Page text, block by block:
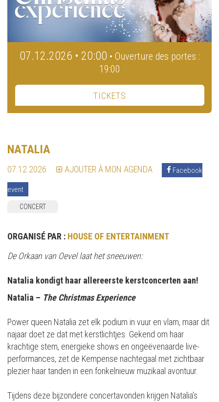
07.12.2026 • 20:00 • Ouverture des portes :
19:00
TICKETS
NATALIA
07.12.2026 AJOUTER À MON AGENDA Facebook
event
CONCERT
ORGANISÉ PAR : HOUSE OF ENTERTAINMENT
De Orkaan van Oevel laat het sneeuwen:
Natalia kondigt haar allereerste kerstconcerten aan!
Natalia – The Christmas Experience
Power queen Natalia zet elk podium in vuur en vlam, maar dit
najaar doet ze dat met kerstlichtjes. Gekend om haar
krachtige stem, energieke shows en ongeëvenaarde live-
performances, zet de Kempense nachtegaal met zichtbaar
plezier haar tanden in een fonkelnieuw muzikaal avontuur.
Tijdens deze bijzondere concertavonden krijgen Natalia’s